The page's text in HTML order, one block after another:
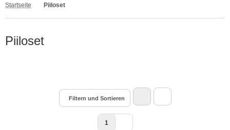
Startseite Piiloset
Piiloset
Filtern und Sortieren
1